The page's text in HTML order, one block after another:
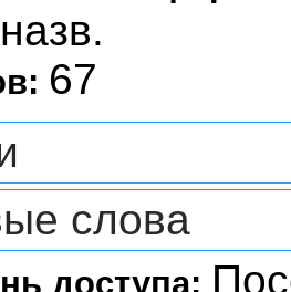
67
слова
доступа: